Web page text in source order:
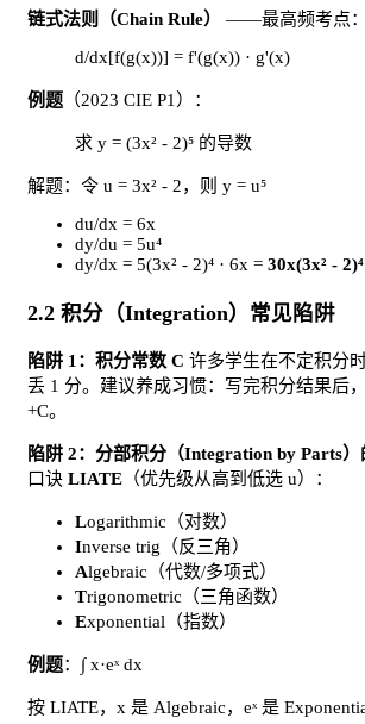
链式法则（Chain Rule）
——最高频考点：
d/dx[f(g(x))] = f'(g(x)) · g'(x)
例题 （2023 CIE P1）：
求 y = (3x² - 2)⁵ 的导数
解题：令 u = 3x² - 2，则 y = u⁵
du/dx = 6x
dy/du = 5u⁴
dy/dx = 5(3x² - 2)⁴ · 6x = 30x(3x² - 2)⁴
2.2 积分（Integration）常见陷阱
陷阱 1：积分常数 C 许多学生在不定积分
丢 1 分。建议养成习惯：写完积分结果后
+C。
陷阱 2：分部积分（Integration by Parts）
口诀 LIATE （优先级从高到低选 u）：
Logarithmic（对数）
Inverse trig（反三角）
Algebraic（代数/多项式）
Trigonometric（三角函数）
Exponential（指数）
例题：∫ x·eˣ dx
按 LIATE，x 是 Algebraic，eˣ 是